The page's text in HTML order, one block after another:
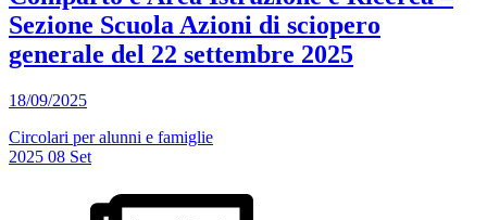
Sezione Scuola Azioni di sciopero
generale del 22 settembre 2025
18/09/2025
Circolari per alunni e famiglie
2025 08 Set